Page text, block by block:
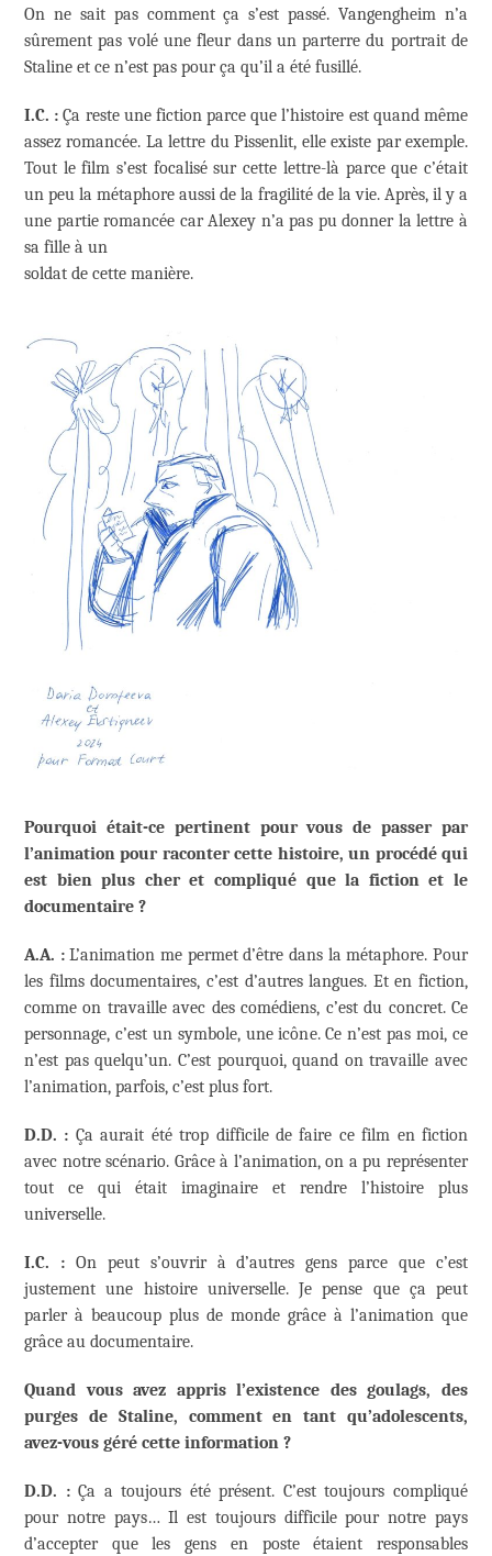
On ne sait pas comment ça s’est passé. Vangengheim n’a
sûrement pas volé une fleur dans un parterre du portrait de
Staline et ce n’est pas pour ça qu’il a été fusillé.
I.C. :Ça reste une fiction parce que l’histoire est quand même
assez romancée. La lettre du Pissenlit, elle existe par exemple.
Tout le film s’est focalisé sur cette lettre-là parce que c’était
un peu la métaphore aussi de la fragilité de la vie. Après, il y a
une partie romancée car Alexey n’a pas pu donner la lettre à
sa fille à un
soldat de cette manière.
Pourquoi était-ce pertinent pour vous de passer par
l’animation pour raconter cette histoire, un procédé qui
est bien plus cher et compliqué que la fiction et le
documentaire ?
A.A. :L’animation me permet d’être dans la métaphore. Pour
les films documentaires, c’est d’autres langues. Et en fiction,
comme on travaille avec des comédiens, c’est du concret. Ce
personnage, c’est un symbole, une icône. Ce n’est pas moi, ce
n’est pas quelqu’un. C’est pourquoi, quand on travaille avec
l’animation, parfois, c’est plus fort.
D.D. : Ça aurait été trop difficile de faire ce film en fiction
avec notre scénario. Grâce à l’animation, on a pu représenter
tout ce qui était imaginaire et rendre l’histoire plus
universelle.
I.C. :On peut s’ouvrir à d’autres gens parce que c’est
justement une histoire universelle. Je pense que ça peut
parler à beaucoup plus de monde grâce à l’animation que
grâce au documentaire.
Quand vous avez appris l’existence des goulags, des
purges de Staline, comment en tant qu’adolescents,
avez-vous géré cette information ?
D.D. :Ça a toujours été présent. C’est toujours compliqué
pour notre pays… Il est toujours difficile pour notre pays
d’accepter que les gens en poste étaient responsables